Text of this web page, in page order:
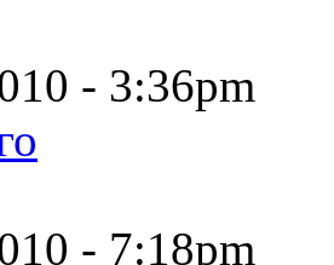
- 3:36pm
- 7:18pm